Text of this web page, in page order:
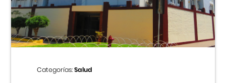
Categorías:Salud